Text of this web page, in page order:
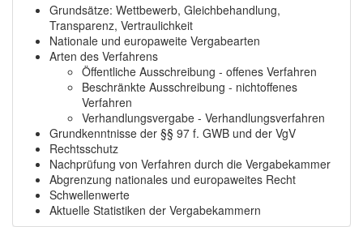
Grundsätze: Wettbewerb, Gleichbehandlung,
Transparenz, Vertraulichkeit
Nationale und europaweite Vergabearten
Arten des Verfahrens
Öffentliche Ausschreibung - offenes Verfahren
Beschränkte Ausschreibung - nichtoffenes
Verfahren
Verhandlungsvergabe - Verhandlungsverfahren
Grundkenntnisse der §§ 97 f. GWB und der VgV
Rechtsschutz
Nachprüfung von Verfahren durch die Vergabekammer
Abgrenzung nationales und europaweites Recht
Schwellenwerte
Aktuelle Statistiken der Vergabekammern